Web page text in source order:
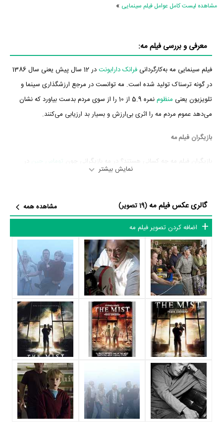
مشاهده لیست کامل عوامل فیلم سینمایی »
معرفی و بررسی فیلم مه:
فیلم سینمایی مه به‌کارگردانی فرانک دارابونت
در 12 سال پیش یعنی سال 1386
در گونه ترسناک تولید شده است. مه توانست در مرجع ارزشگذاری سینما و
تلویزیون یعنی منظوم
نمره 5.9 از 10 را از سوی مردم بدست بیاورد که نشان
می‌دهد عموم مردم مه را اثری بی‌ارزش و بسیار بد ارزیابی می‌کنند.
بازیگران فیلم مه
بازیگران فیلم مه چه کسانی هستند؟ در مه بازیگرانی چون توماس جین
مارسیا گی هاردن در نقش Mrs. Carmody،
Norton، توبی جونزدر نقش Ollie Weeks،
در نقش Jim و
جفری دی مان
در نقش Dan Miller به ایفای نقش و بازیگری پرداخته‌اند. در
فیلم مه حدود 15 بازیگر جلوی دوربین رفته‌اند که از نظر تعداد بازیگران می‌توان
مه را یک اثر پربازیگر عنوان کرد. از این‌لحاظ کارگردانی فیلم مه باتوجه به بازی
گرفتن از این تعداد بازیگر و مدیریت آنها کار بسیار دشواری بوده است؛ باید
بررسی کرد آیافرانک دارابونتبه‌عنوان کارگردان و به‌عنوان بازیگردان و همچنین
تیم بازیگری مه توانسته‌اند در این زمینه موفق باشند و بازی‌های درخشانی را
نمایش دهند؟
از دیگر بازیگران فیلم مه می‌توان بهFrances Sternhagen
در نقش Irene
Reppler،Nathan Gamble در نقش Billy Drayton،Alexa Davalos
در
نقش Sally،Chris Owen در نقش Norm،Sam Witwer
در نقش Private
Robert C. Treveiler
در نقش Bud Brown (as Robert
Treveiler)،David Jensen در نقش Myron و ملیسا مک برایددر نقش
Woman With Kids at Home اشاره کرد.
متوسط سن بازیگران مه براساس میزان سنی که از آنها در دایرةالمعارف آنلاین
نمایش بیشتر
گالری عکس فیلم مه (19 تصویر)
مشاهده همه
اضافه کردن تصویر فیلم مه